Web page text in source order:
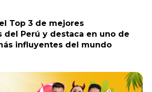
Top 3 de mejores
del Perú y destaca en uno de
influyentes del mundo